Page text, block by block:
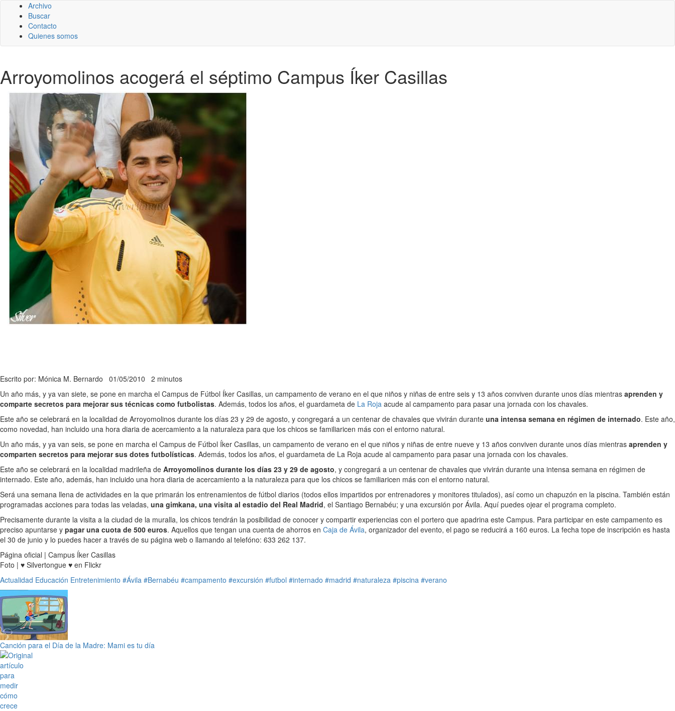
Archivo
Buscar
Contacto
Quienes somos
Arroyomolinos acogerá el séptimo Campus Íker Casillas
Escrito por: Mónica M. Bernardo 01/05/2010 2 minutos
Un año más, y ya van siete, se pone en marcha el Campus de Fútbol Íker Casillas, un campamento de verano en el que niños y niñas de entre seis y 13 años conviven durante unos días mientras aprenden y
comparte secretos para mejorar sus técnicas como futbolistas. Además, todos los años, el guardameta de La Roja acude al campamento para pasar una jornada con los chavales.
Este año se celebrará en la localidad de Arroyomolinos durante los días 23 y 29 de agosto, y congregará a un centenar de chavales que vivirán durante una intensa semana en régimen de internado. Este año,
como novedad, han incluido una hora diaria de acercamiento a la naturaleza para que los chicos se familiaricen más con el entorno natural.
Un año más, y ya van seis, se pone en marcha el Campus de Fútbol Íker Casillas, un campamento de verano en el que niños y niñas de entre nueve y 13 años conviven durante unos días mientras aprenden y
comparten secretos para mejorar sus dotes futbolísticas. Además, todos los años, el guardameta de La Roja acude al campamento para pasar una jornada con los chavales.
Este año se celebrará en la localidad madrileña de Arroyomolinos durante los días 23 y 29 de agosto, y congregará a un centenar de chavales que vivirán durante una intensa semana en régimen de
internado. Este año, además, han incluido una hora diaria de acercamiento a la naturaleza para que los chicos se familiaricen más con el entorno natural.
Será una semana llena de actividades en la que primarán los entrenamientos de fútbol diarios (todos ellos impartidos por entrenadores y monitores titulados), así como un chapuzón en la piscina. También están
programadas acciones para todas las veladas, una gimkana, una visita al estadio del Real Madrid, el Santiago Bernabéu; y una excursión por Ávila. Aquí puedes ojear el programa completo.
Precisamente durante la visita a la ciudad de la muralla, los chicos tendrán la posibilidad de conocer y compartir experiencias con el portero que apadrina este Campus. Para participar en este campamento es
preciso apuntarse y pagar una cuota de 500 euros. Aquellos que tengan una cuenta de ahorros en Caja de Ávila, organizador del evento, el pago se reducirá a 160 euros. La fecha tope de inscripción es hasta
el 30 de junio y lo puedes hacer a través de su página web o llamando al telefóno: 633 262 137.
Página oficial | Campus Íker Casillas
Foto | ♥ Silvertongue ♥ en Flickr
Actualidad Educación Entretenimiento #Ávila #Bernabéu #campamento #excursión #futbol #internado #madrid #naturaleza #piscina #verano
Canción para el Día de la Madre: Mami es tu día